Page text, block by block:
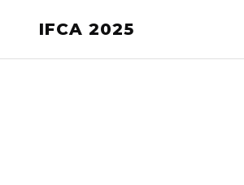
IFCA 2025